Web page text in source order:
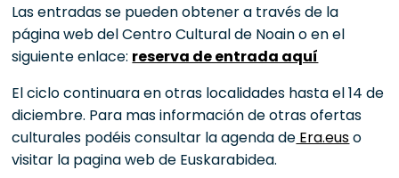
Las entradas se pueden obtener a través de la
página web del Centro Cultural de Noain o en el
siguiente enlace: reserva de entrada aquí
El ciclo continuara en otras localidades hasta el 14 de
diciembre. Para mas información de otras ofertas
culturales podéis consultar la agenda de Era.euso
visitar la pagina web de Euskarabidea.